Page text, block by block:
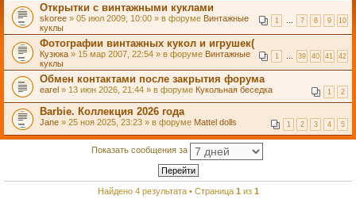
Открытки с винтажными куклами
1 7 8 9 10
skoree » 05 июл 2009, 10:00 » в форуме Винтажные
куклы
Фотографии винтажных кукол и игрушек(
1 39 40 41 42
Кузюка » 15 мар 2007, 22:54 » в форуме Винтажные
куклы
Обмен контактами после закрытия форума
1 2
earel » 13 июн 2026, 21:44 » в форуме Кукольная беседка
Barbie. Коллекция 2026 года
1 2 3 4 5
Jane » 25 ноя 2025, 23:23 » в форуме Mattel dolls
Показать сообщения за
Найдено 4 результата • Страница 1 из 1